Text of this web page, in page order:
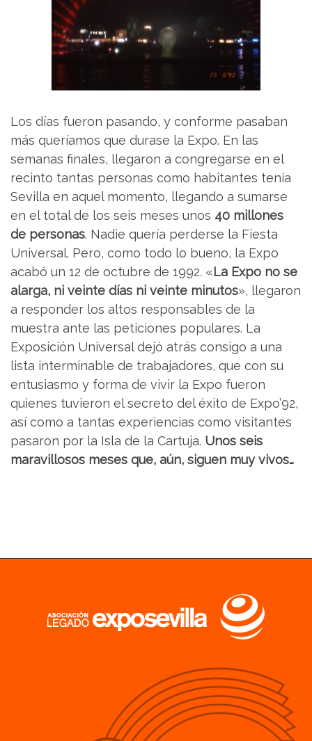
Los días fueron pasando, y conforme pasaban
más queríamos que durase la Expo. En las
semanas finales, llegaron a congregarse en el
recinto tantas personas como habitantes tenía
Sevilla en aquel momento, llegando a sumarse
en el total de los seis meses unos 40 millones
de personas. Nadie quería perderse la Fiesta
Universal. Pero, como todo lo bueno, la Expo
acabó un 12 de octubre de 1992. «La Expo no se
alarga, ni veinte días ni veinte minutos», llegaron
a responder los altos responsables de la
muestra ante las peticiones populares. La
Exposición Universal dejó atrás consigo a una
lista interminable de trabajadores, que con su
entusiasmo y forma de vivir la Expo fueron
quienes tuvieron el secreto del éxito de Expo’92,
así como a tantas experiencias como visitantes
pasaron por la Isla de la Cartuja. Unos seis
maravillosos meses que, aún, siguen muy vivos…